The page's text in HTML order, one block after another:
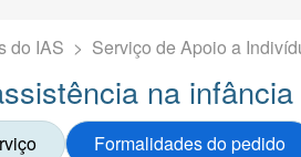
do IAS > Serviço de Apoio a
na infância
Formalidades do pedido